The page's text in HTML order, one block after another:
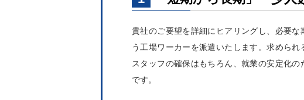
貴社のご要望を詳細にヒアリングし、必要
う工場ワーカーを派遣いたします。求められ
スタッフの確保はもちろん、就業の安定化
です。